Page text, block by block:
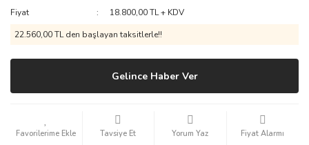
Fiyat
18.800,00 TL + KDV
22.560,00 TL den başlayan taksitlerle!!
Gelince Haber Ver
Tavsiye Et Yorum Yaz Fiyat Alarmı